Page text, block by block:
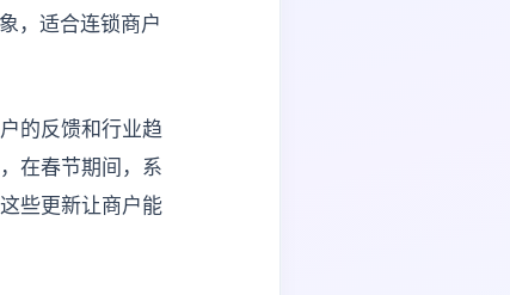
，适合连锁商户
的反馈和行业趋
在春节期间，系
些更新让商户能